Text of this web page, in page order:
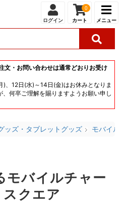
ログイン
0
カート メニュー
文・お問い合わせは通常どおりお受け
、12日(水)～14日(金)はお休みとなりま
何卒ご理解を賜りますようお願い申し
ッズ・タブレットグッズ モバイル
モバイルチャー
クエア